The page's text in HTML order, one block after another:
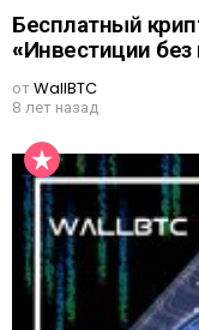
Бесплатный
«Инвестиции без
отWallBTC
8 лет назад